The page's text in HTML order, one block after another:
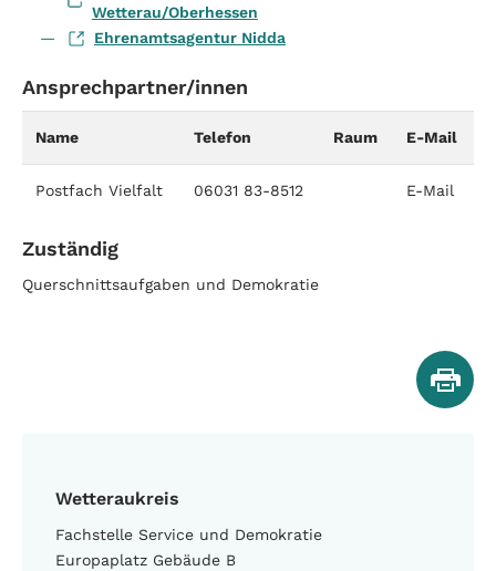
Wetteraukreis
Fachstelle Service und Demokratie
Europaplatz Gebäude B
Wetterau/Oberhessen
Ehrenamtsagentur Nidda
Ansprechpartner/innen
Name Telefon Raum E-Mail
Postfach Vielfalt 06031 83-8512 E-Mail
Zuständig
Querschnittsaufgaben und Demokratie